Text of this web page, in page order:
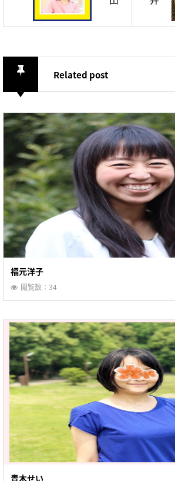
巳
子
Related post
福元洋子
閲覧数：34
青木せい